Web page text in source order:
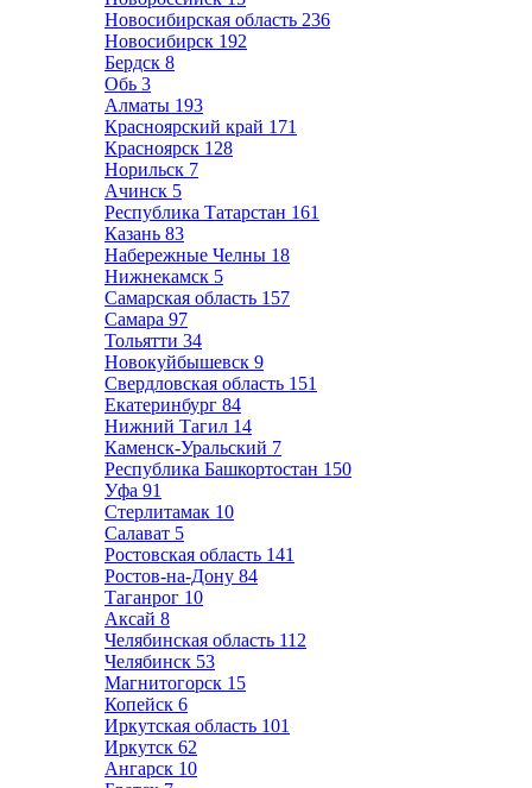
Новосибирская область 236
Новосибирск 192
Бердск 8
Обь 3
Алматы 193
Красноярский край 171
Красноярск 128
Норильск 7
Ачинск 5
Республика Татарстан 161
Казань 83
Набережные Челны 18
Нижнекамск 5
Самарская область 157
Самара 97
Тольятти 34
Новокуйбышевск 9
Свердловская область 151
Екатеринбург 84
Нижний Тагил 14
Каменск-Уральский 7
Республика Башкортостан 150
Уфа 91
Стерлитамак 10
Салават 5
Ростовская область 141
Ростов-на-Дону 84
Таганрог 10
Аксай 8
Челябинская область 112
Челябинск 53
Магнитогорск 15
Копейск 6
Иркутская область 101
Иркутск 62
Ангарск 10